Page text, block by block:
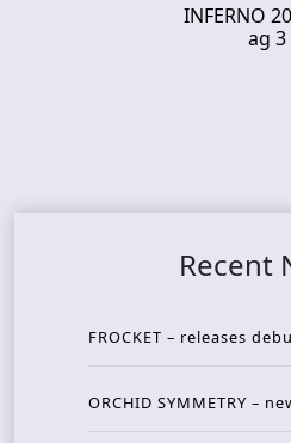
INFERNO
ag 3
Recent
FROCKET – releases
ORCHID SYMMETRY –